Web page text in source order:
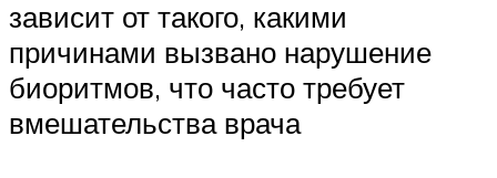
зависит от такого, какими
причинами вызвано нарушение
биоритмов, что часто требует
вмешательства врача